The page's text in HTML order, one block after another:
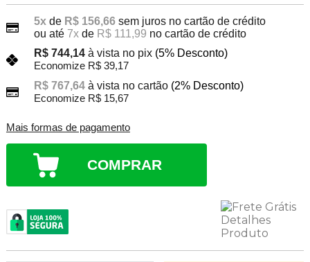
5xde R$ 156,66 sem juros no cartão de crédito
ou até 7xde R$ 111,99 no cartão de crédito
R$ 744,14 à vista no pix (5% Desconto)
Economize R$ 39,17
R$ 767,64 à vista no cartão (2% Desconto)
Economize R$ 15,67
Mais formas de pagamento
COMPRAR